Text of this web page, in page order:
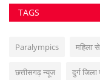
TAGS
Paralympics महिला
छत्तीसगढ़ न्यूज दुर्ग